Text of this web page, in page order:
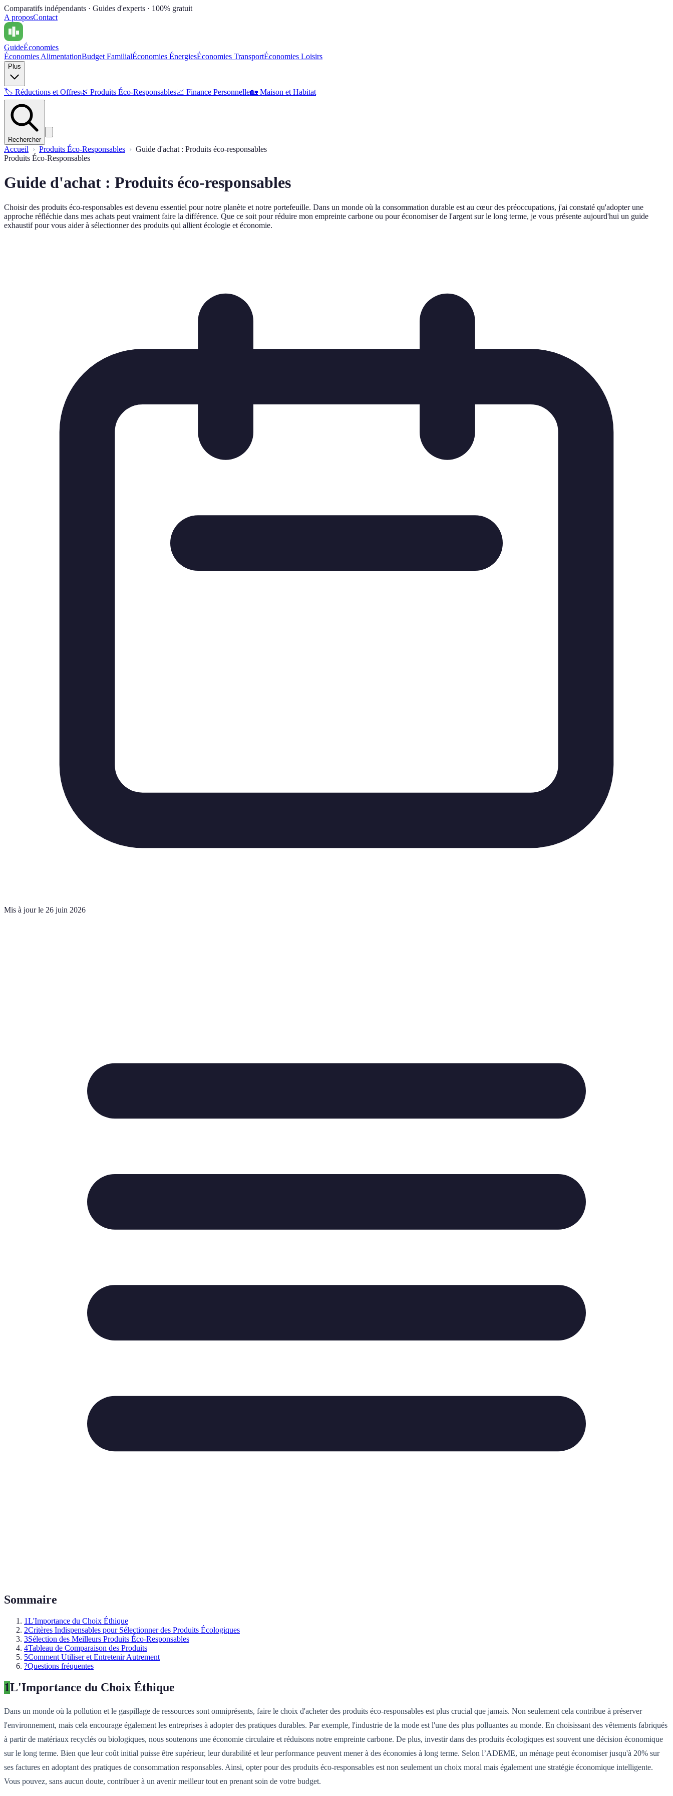
Comparatifs indépendants · Guides d'experts · 100% gratuit
A proposContact
GuideÉconomies
Économies AlimentationBudget FamilialÉconomies ÉnergiesÉconomies TransportÉconomies Loisirs
Plus
🏷️ Réductions et Offres🌿 Produits Éco-Responsables📈 Finance Personnelle🏡 Maison et Habitat
Rechercher
Accueil Produits Éco-Responsables
Guide d'achat : Produits éco-responsables
Produits Éco-Responsables
Guide d'achat : Produits éco-responsables
Choisir des produits éco-responsables est devenu essentiel pour notre planète et notre portefeuille. Dans un monde où la consommation durable est au cœur des préoccupations, j'ai constaté qu'adopter une
approche réfléchie dans mes achats peut vraiment faire la différence. Que ce soit pour réduire mon empreinte carbone ou pour économiser de l'argent sur le long terme, je vous présente aujourd'hui un guide
exhaustif pour vous aider à sélectionner des produits qui allient écologie et économie.
Mis à jour le 26 juin 2026
Sommaire
1L'Importance du Choix Éthique
2Critères Indispensables pour Sélectionner des Produits Écologiques
3Sélection des Meilleurs Produits Éco-Responsables
4Tableau de Comparaison des Produits
5Comment Utiliser et Entretenir Autrement
?Questions fréquentes
1L'Importance du Choix Éthique
Dans un monde où la pollution et le gaspillage de ressources sont omniprésents, faire le choix d'acheter des produits éco-responsables est plus crucial que jamais. Non seulement cela contribue à préserver
l'environnement, mais cela encourage également les entreprises à adopter des pratiques durables. Par exemple, l'industrie de la mode est l'une des plus polluantes au monde. En choisissant des vêtements fabriqués
à partir de matériaux recyclés ou biologiques, nous soutenons une économie circulaire et réduisons notre empreinte carbone. De plus, investir dans des produits écologiques est souvent une décision économique
sur le long terme. Bien que leur coût initial puisse être supérieur, leur durabilité et leur performance peuvent mener à des économies à long terme. Selon l’ADEME, un ménage peut économiser jusqu'à 20% sur
ses factures en adoptant des pratiques de consommation responsables. Ainsi, opter pour des produits éco-responsables est non seulement un choix moral mais également une stratégie économique intelligente.
Vous pouvez, sans aucun doute, contribuer à un avenir meilleur tout en prenant soin de votre budget.